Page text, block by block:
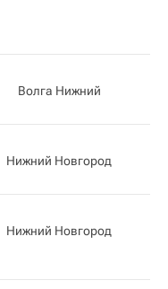
Волга Нижний
Нижний Новгород
Нижний Новгород